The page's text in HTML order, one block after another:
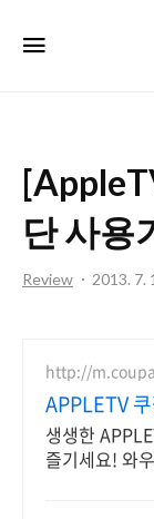
단 사용
Review 2013. 7.
http://
APPLETV
TV
생생한
즐기세요! 와